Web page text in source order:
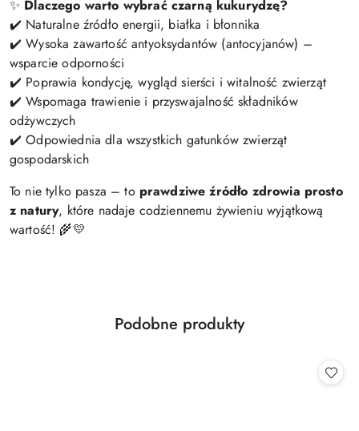
✨ Dlaczego warto wybrać czarną kukurydzę?
✔️ Naturalne źródło energii, białka i błonnika
✔️ Wysoka zawartość antyoksydantów (antocyjanów) –
wsparcie odporności
✔️ Poprawia kondycję, wygląd sierści i witalność zwierząt
✔️ Wspomaga trawienie i przyswajalność składników
odżywczych
✔️ Odpowiednia dla wszystkich gatunków zwierząt
gospodarskich
To nie tylko pasza – to prawdziwe źródło zdrowia prosto
z natury, które nadaje codziennemu żywieniu wyjątkową
wartość! 🌾💛
Pomiń karuzelę produktów
Produkty
Podobne produkty